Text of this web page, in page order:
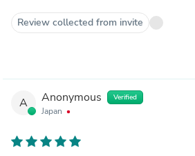
Review collected from invite
A Anonymous Verified
Japan